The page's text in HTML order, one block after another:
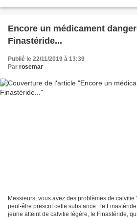
Encore un médicament
Finastéride...
Publié le 22/11/2019 à 13:39
Par rosemar
Messieurs, vous avez des problèmes de calvitie
peut-être prescrit cette substance : le
jeune atteint de calvitie légère, le Finastéride,